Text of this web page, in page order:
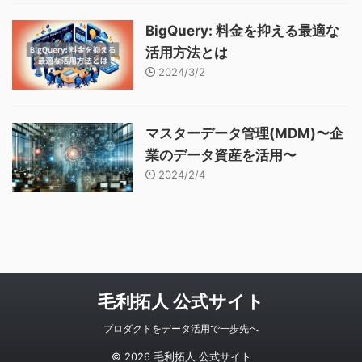
BigQuery: 料金を抑える最適な
活用方法とは
2024/3/2
マスターデータ管理(MDM)〜企
業のデータ資産を活用〜
2024/2/4
毛利拓人 公式サイト
プロダクトをデータ活用で一歩先へ
© 2026 毛利拓人 公式サイト